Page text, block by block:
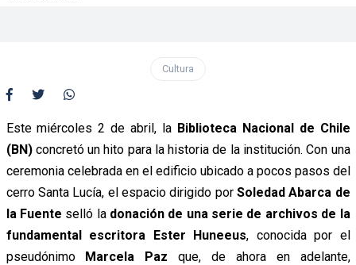
Cultura
Este miércoles 2 de abril, la Biblioteca Nacional de Chile
(BN)concretó un hito para la historia de la institución. Con una
ceremonia celebrada en el edificio ubicado a pocos pasos del
cerro Santa Lucía, el espacio dirigido por Soledad Abarca de
la Fuente selló la donación de una serie de archivos de la
fundamental escritora Ester Huneeus, conocida por el
pseudónimo Marcela Paz que, de ahora en adelante,